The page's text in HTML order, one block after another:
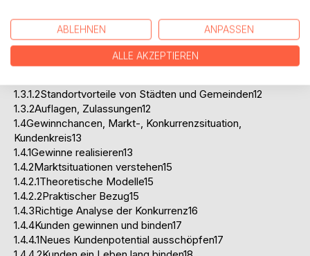
1.1Eignung des Unternehmers7
1.2Branchen und Produktwahl9
1.3Standort, Auflagen, Zulassung10
1.3.1Standortbeurteilung10
1.3.1.2Standortvorteile von Städten und Gemeinden12
1.3.2Auflagen, Zulassungen12
1.4Gewinnchancen, Markt-, Konkurrenzsituation,
Kundenkreis13
1.4.1Gewinne realisieren13
1.4.2Marktsituationen verstehen15
1.4.2.1Theoretische Modelle15
1.4.2.2Praktischer Bezug15
1.4.3Richtige Analyse der Konkurrenz16
1.4.4Kunden gewinnen und binden17
1.4.4.1Neues Kundenpotential ausschöpfen17
ABLEHNEN ANPASSEN
ALLE AKZEPTIEREN